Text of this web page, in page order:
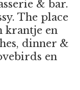
& bar.
The place
krantje en
dinner &
en